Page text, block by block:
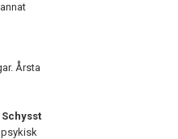
Årsta
psykisk